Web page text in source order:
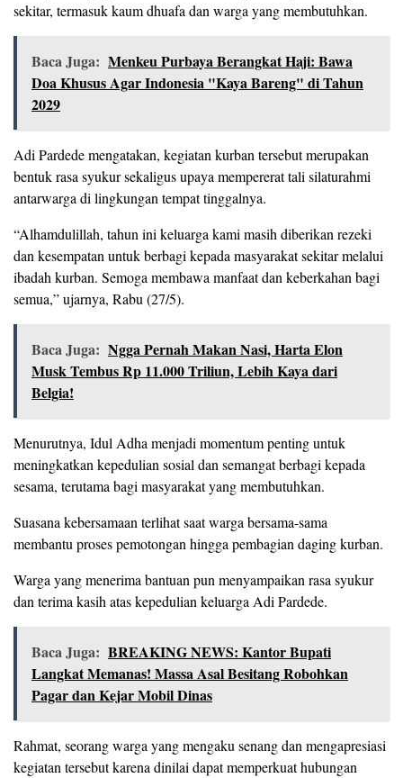
sekitar, termasuk kaum dhuafa dan warga yang membutuhkan.
Baca Juga: Menkeu Purbaya Berangkat Haji: Bawa
Doa Khusus Agar Indonesia "Kaya Bareng" di Tahun
2029
Adi Pardede mengatakan, kegiatan kurban tersebut merupakan
bentuk rasa syukur sekaligus upaya mempererat tali silaturahmi
antarwarga di lingkungan tempat tinggalnya.
“Alhamdulillah, tahun ini keluarga kami masih diberikan rezeki
dan kesempatan untuk berbagi kepada masyarakat sekitar melalui
ibadah kurban. Semoga membawa manfaat dan keberkahan bagi
semua,” ujarnya, Rabu (27/5).
Baca Juga: Ngga Pernah Makan Nasi, Harta Elon
Musk Tembus Rp 11.000 Triliun, Lebih Kaya dari
Belgia!
Menurutnya, Idul Adha menjadi momentum penting untuk
meningkatkan kepedulian sosial dan semangat berbagi kepada
sesama, terutama bagi masyarakat yang membutuhkan.
Suasana kebersamaan terlihat saat warga bersama-sama
membantu proses pemotongan hingga pembagian daging kurban.
Warga yang menerima bantuan pun menyampaikan rasa syukur
dan terima kasih atas kepedulian keluarga Adi Pardede.
Baca Juga: BREAKING NEWS: Kantor Bupati
Langkat Memanas! Massa Asal Besitang Robohkan
Pagar dan Kejar Mobil Dinas
Rahmat, seorang warga yang mengaku senang dan mengapresiasi
kegiatan tersebut karena dinilai dapat memperkuat hubungan